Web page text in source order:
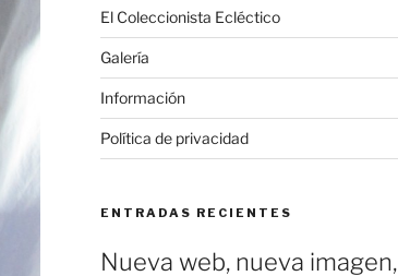
El Coleccionista Ecléctico
Galería
Información
Política de privacidad
ENTRADAS RECIENTES
Nueva web, nueva imagen,